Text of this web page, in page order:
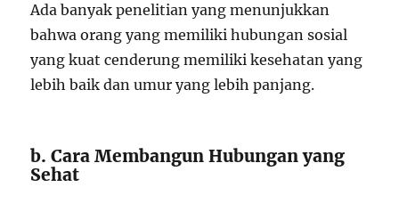
Ada banyak penelitian yang menunjukkan
bahwa orang yang memiliki hubungan sosial
yang kuat cenderung memiliki kesehatan yang
lebih baik dan umur yang lebih panjang.
b. Cara Membangun Hubungan yang
Sehat